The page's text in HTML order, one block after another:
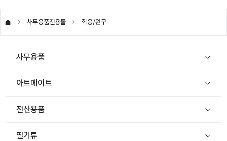
사무용품전용몰 학용/완구
사무용품
아트메이트
전산용품
필기류